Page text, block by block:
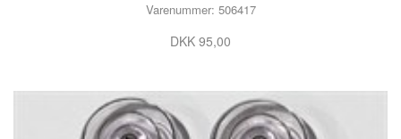
Varenummer: 506417
DKK 95,00